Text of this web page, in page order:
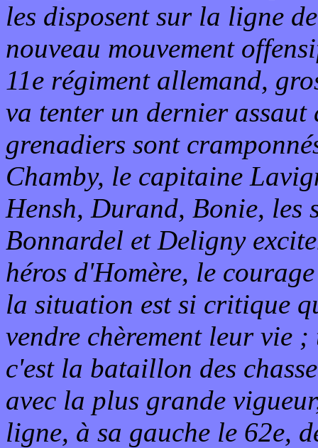
les disposent sur la ligne
nouveau mouvement
11e régiment allemand,
va tenter un dernier
grenadiers sont
Chamby, le capitaine
Hensh, Durand, Bonie, les
Bonnardel et Deligny
héros d'Homère, le
la situation est si critique
vendre chèrement leur vie
c'est la bataillon des
avec la plus grande
ligne, à sa gauche le 62e,